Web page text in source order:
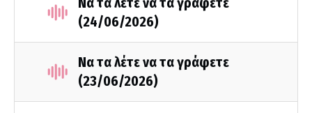
(24/06/2026)
Να τα λέτε να τα γράφετε
(23/06/2026)